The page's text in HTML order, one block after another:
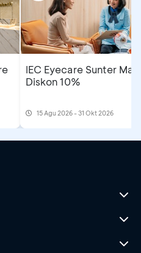
IEC Eyecare Sunter
Diskon 10%
15 Agu 2026 - 31 Okt 2026